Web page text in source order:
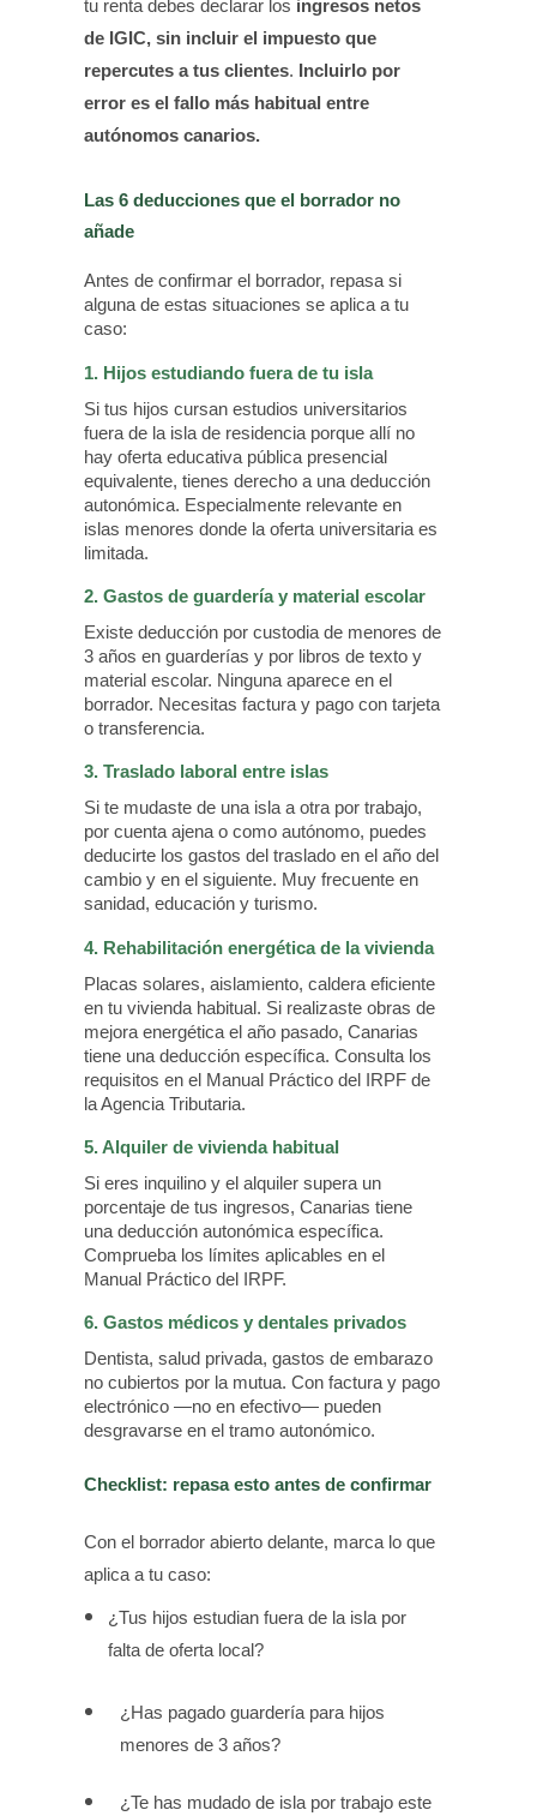
tu renta debes declarar los ingresos netos
de IGIC, sin incluir el impuesto que
repercutes a tus clientes. Incluirlo por
error es el fallo más habitual entre
autónomos canarios.
Las 6 deducciones que el borrador no
añade
Antes de confirmar el borrador, repasa si
alguna de estas situaciones se aplica a tu
caso:
1. Hijos estudiando fuera de tu isla
Si tus hijos cursan estudios universitarios
fuera de la isla de residencia porque allí no
hay oferta educativa pública presencial
equivalente, tienes derecho a una deducción
autonómica. Especialmente relevante en
islas menores donde la oferta universitaria es
limitada.
2. Gastos de guardería y material escolar
Existe deducción por custodia de menores de
3 años en guarderías y por libros de texto y
material escolar. Ninguna aparece en el
borrador. Necesitas factura y pago con tarjeta
o transferencia.
3. Traslado laboral entre islas
Si te mudaste de una isla a otra por trabajo,
por cuenta ajena o como autónomo, puedes
deducirte los gastos del traslado en el año del
cambio y en el siguiente. Muy frecuente en
sanidad, educación y turismo.
4. Rehabilitación energética de la vivienda
Placas solares, aislamiento, caldera eficiente
en tu vivienda habitual. Si realizaste obras de
mejora energética el año pasado, Canarias
tiene una deducción específica. Consulta los
requisitos en el Manual Práctico del IRPF de
la Agencia Tributaria.
5. Alquiler de vivienda habitual
Si eres inquilino y el alquiler supera un
porcentaje de tus ingresos, Canarias tiene
una deducción autonómica específica.
Comprueba los límites aplicables en el
Manual Práctico del IRPF.
6. Gastos médicos y dentales privados
Dentista, salud privada, gastos de embarazo
no cubiertos por la mutua. Con factura y pago
electrónico —no en efectivo— pueden
desgravarse en el tramo autonómico.
Checklist: repasa esto antes de confirmar
Con el borrador abierto delante, marca lo que
aplica a tu caso:
¿Tus hijos estudian fuera de la isla por
falta de oferta local?
¿Has pagado guardería para hijos
menores de 3 años?
¿Te has mudado de isla por trabajo este